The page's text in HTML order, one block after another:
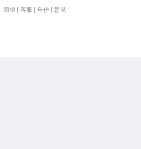
| 簡體 | 客服 | 合作 | 意見